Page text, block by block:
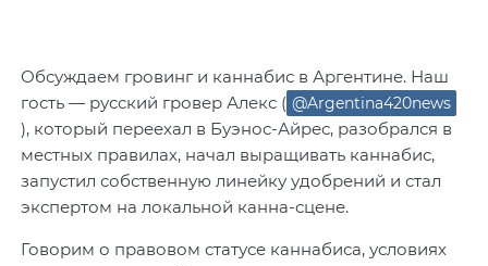
Обсуждаем гровинг и каннабис в Аргентине. Наш
гость — русский гровер Алекс ( @Argentina420news
), который переехал в Буэнос-Айрес, разобрался в
местных правилах, начал выращивать каннабис,
запустил собственную линейку удобрений и стал
экспертом на локальной канна-сцене.
Говорим о правовом статусе каннабиса, условиях